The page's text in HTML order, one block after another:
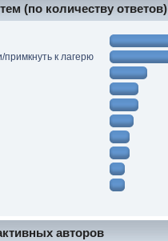
(по количеству ответов)
примкнуть к лагерю
авторов